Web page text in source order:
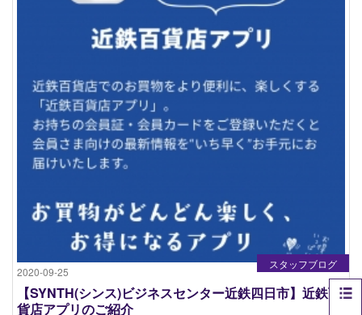
2020-09-25
スタッフブログ
【SYNTH(シンス)ビジネスセンター近鉄四日市】近鉄百
貨店アプリのご紹介